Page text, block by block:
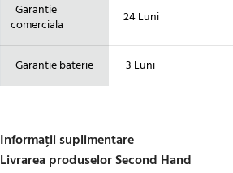
Garantie
comerciala
24 Luni
Garantie baterie 3 Luni
Informații suplimentare
Livrarea produselor Second Hand